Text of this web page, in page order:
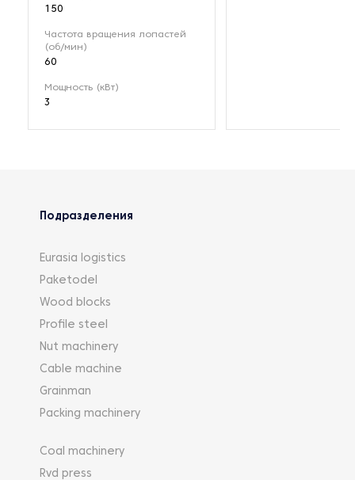
150
Частота вращения лопастей
(об/мин)
60
Мощность (кВт)
3
Подразделения
Eurasia logistics
Paketodel
Wood blocks
Profile steel
Nut machinery
Cable machine
Grainman
Packing machinery
Coal machinery
Rvd press